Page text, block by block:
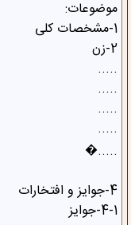
موضوعات:
1-مشخصات کلی
2-زن
.....
.....
.....
.....
.....�
4-جوایز و افتخارات
4-1-جوایز